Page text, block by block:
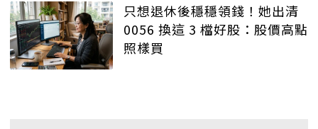
只想退休後穩穩領錢！她出清
0056 換這 3 檔好股：股價高點
照樣買